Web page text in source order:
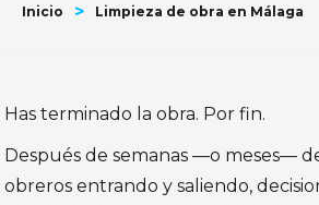
Inicio > Limpieza de obra en Málaga
Has terminado la obra. Por fin.
Después de semanas —o meses—
obreros entrando y saliendo,